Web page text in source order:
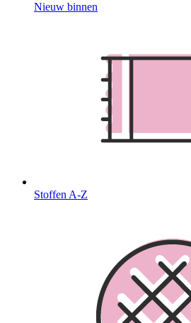
Nieuw binnen
Stoffen A-Z